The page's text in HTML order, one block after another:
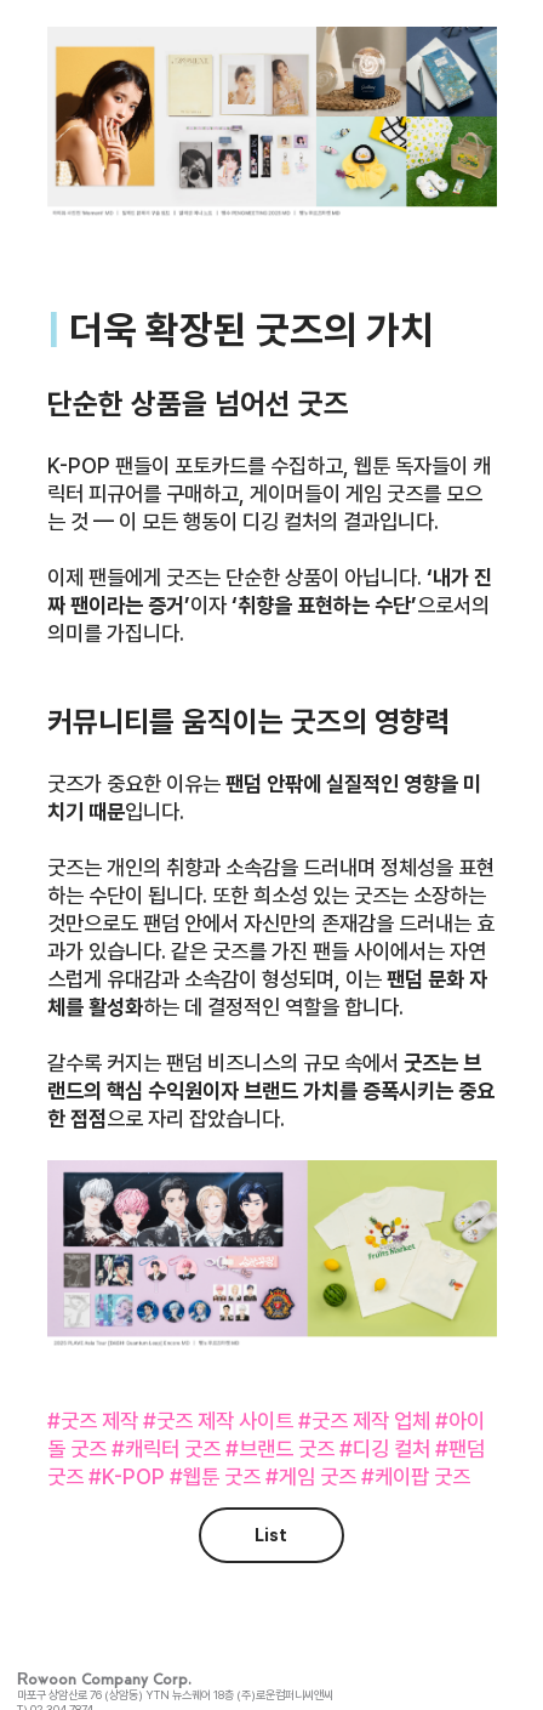
더욱 확장된 굿즈의 가치
단순한 상품을 넘어선 굿즈
K-POP 팬들이 포토카드를 수집하고, 웹툰 독자들이 캐
릭터 피규어를 구매하고, 게이머들이 게임 굿즈를 모으
는 것 — 이 모든 행동이 디깅 컬처의 결과입니다.
이제 팬들에게 굿즈는 단순한 상품이 아닙니다. ‘내가 진
짜 팬이라는 증거’이자‘취향을 표현하는 수단’으로서의
의미를 가집니다.
커뮤니티를 움직이는 굿즈의 영향력
굿즈가 중요한 이유는팬덤 안팎에 실질적인 영향을 미
치기 때문입니다.
굿즈는 개인의 취향과 소속감을 드러내며 정체성을 표현
하는 수단이 됩니다. 또한 희소성 있는 굿즈는 소장하는
것만으로도 팬덤 안에서 자신만의 존재감을 드러내는 효
과가 있습니다. 같은 굿즈를 가진 팬들 사이에서는 자연
스럽게 유대감과 소속감이 형성되며, 이는팬덤 문화 자
체를 활성화하는 데 결정적인 역할을 합니다.
갈수록 커지는 팬덤 비즈니스의 규모 속에서 굿즈는 브
랜드의 핵심 수익원이자 브랜드 가치를 증폭시키는 중요
한 접점으로 자리 잡았습니다.
#굿즈 제작 #굿즈 제작 사이트 #굿즈 제작 업체 #아이
돌 굿즈 #캐릭터 굿즈 #브랜드 굿즈 #디깅 컬처 #팬덤
굿즈 #K-POP #웹툰 굿즈 #게임 굿즈 #케이팝 굿즈
List
Rowoon Company Corp.
마포구 상암산로 76 (상암동) YTN 뉴스퀘어 18층 (주)로운컴퍼니씨앤씨